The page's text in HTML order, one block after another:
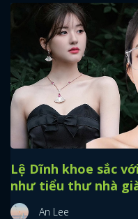
Lệ Dĩnh khoe sắc
như tiểu thư nhà
An Lee